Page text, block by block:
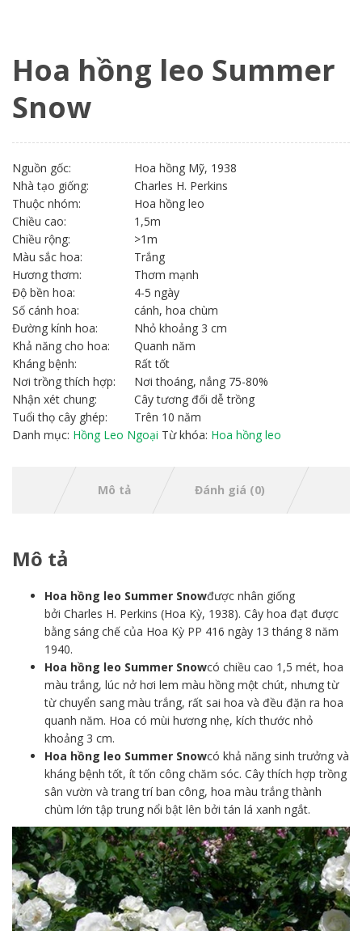
Hoa hồng leo Summer
Snow
Nguồn gốc:
Hoa hồng Mỹ, 1938
Nhà tạo giống:
Charles H. Perkins
Thuộc nhóm:
Hoa hồng leo
Chiều cao:
1,5m
Chiều rộng:
>1m
Màu sắc hoa:
Trắng
Hương thơm:
Thơm mạnh
Độ bền hoa:
4-5 ngày
Số cánh hoa:
cánh, hoa chùm
Đường kính hoa:
Nhỏ khoảng 3 cm
Khả năng cho hoa:
Quanh năm
Kháng bệnh:
Rất tốt
Nơi trồng thích hợp:
Nơi thoáng, nắng 75-80%
Nhận xét chung:
Cây tương đối dễ trồng
Tuổi thọ cây ghép:
Trên 10 năm
Danh mục: Hồng Leo Ngoại Từ khóa: Hoa hồng leo
Mô tả Đánh giá (0)
Mô tả
Hoa hồng leo Summer Snowđược nhân giống
bởi Charles H. Perkins (Hoa Kỳ, 1938). Cây hoa đạt được
bằng sáng chế của Hoa Kỳ PP 416 ngày 13 tháng 8 năm
1940.
Hoa hồng leo Summer Snowcó chiều cao 1,5 mét, hoa
màu trắng, lúc nở hơi lem màu hồng một chút, nhưng từ
từ chuyển sang màu trắng, rất sai hoa và đều đặn ra hoa
quanh năm. Hoa có mùi hương nhẹ, kích thước nhỏ
khoảng 3 cm.
Hoa hồng leo Summer Snowcó khả năng sinh trưởng và
kháng bệnh tốt, ít tốn công chăm sóc. Cây thích hợp trồng
sân vườn và trang trí ban công, hoa màu trắng thành
chùm lớn tập trung nổi bật lên bởi tán lá xanh ngắt.